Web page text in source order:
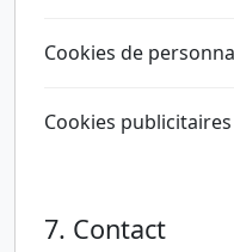
Cookies de
Cookies
7. Contact